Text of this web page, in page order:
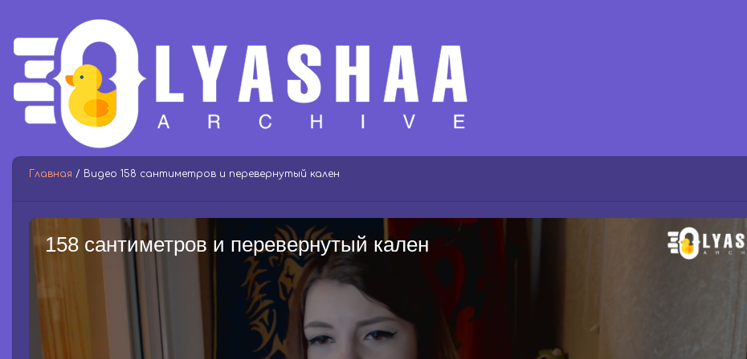
Главная / Видео 158 сантиметров и перевернутый кален
158 сантиметров и перевернутый кален